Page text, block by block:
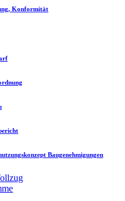
Konformität
Baugenehmigungen